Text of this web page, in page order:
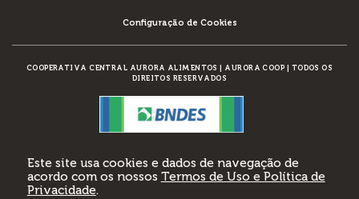
Configuração de Cookies
COOPERATIVA CENTRAL AURORA ALIMENTOS AURORA COOP
TODOS OS
DIREITOS RESERVADOS
Este site usa cookies e dados de navegação de
acordo com os nossos Termos de Uso e Política de
Privacidade.